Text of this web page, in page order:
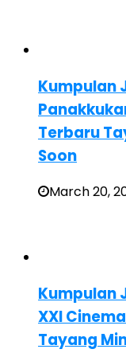
Kumpulan
Terbaru
Soon
March 20,
Kumpulan
XXI
Tayang